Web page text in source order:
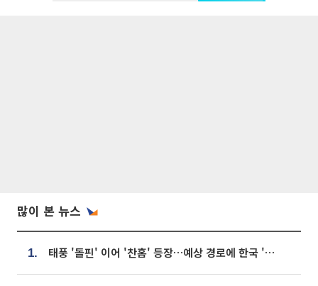
많이 본 뉴스
1. 태풍 '돌핀' 이어 '찬홈' 등장…예상 경로에 한국 '한숨'